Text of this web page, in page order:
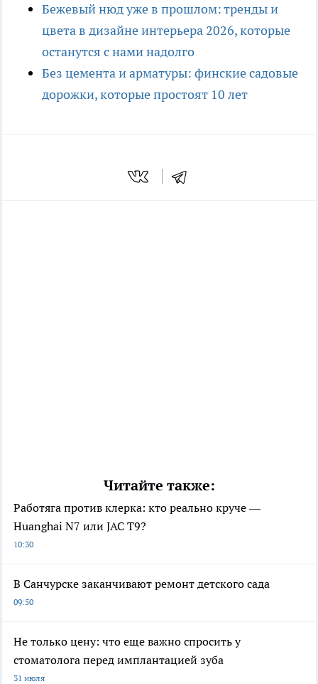
Бежевый нюд уже в прошлом: тренды и
цвета в дизайне интерьера 2026, которые
останутся с нами надолго
Без цемента и арматуры: финские садовые
дорожки, которые простоят 10 лет
Читайте также:
Работяга против клерка: кто реально круче —
Huanghai N7 или JAC T9?
10:30
В Санчурске заканчивают ремонт детского сада
09:50
Не только цену: что еще важно спросить у
стоматолога перед имплантацией зуба
31 июля